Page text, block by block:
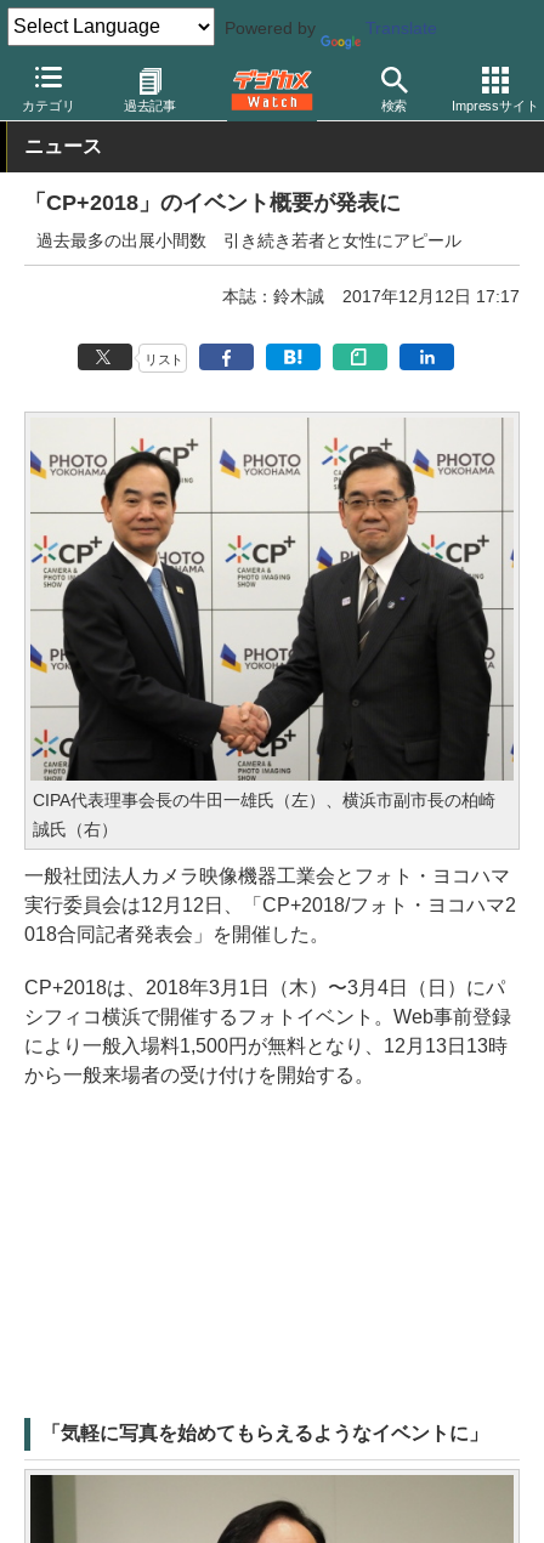
Powered by Translate
カテゴリ 過去記事 検索 Impressサイト
デジカメ Watch 業界動向 団体
ニュース
「CP+2018」のイベント概要が発表に
過去最多の出展小間数 引き続き若者と女性にアピール
本誌：鈴木誠 2017年12月12日 17:17
リスト
CIPA代表理事会長の牛田一雄氏（左）、横浜市副市長の柏崎
誠氏（右）
一般社団法人カメラ映像機器工業会とフォト・ヨコハマ
実行委員会は12月12日、「CP+2018/フォト・ヨコハマ2
018合同記者発表会」を開催した。
CP+2018は、2018年3月1日（木）〜3月4日（日）にパ
シフィコ横浜で開催するフォトイベント。Web事前登録
により一般入場料1,500円が無料となり、12月13日13時
から一般来場者の受け付けを開始する。
「気軽に写真を始めてもらえるようなイベントに」